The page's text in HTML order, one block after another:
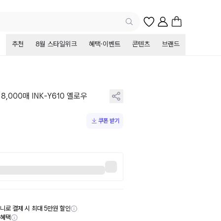
추천 8월 스타일위크 혜택·이벤트 콘텐츠 브랜드
8,000매 INK-Y610 옐로우
쿠폰 받기
로 결제 시 최대 5만원 할인
택